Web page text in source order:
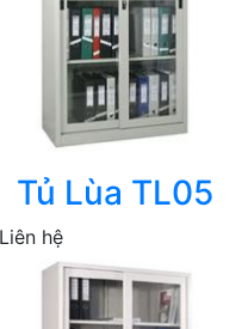
Tủ Lùa TL05
Liên hệ